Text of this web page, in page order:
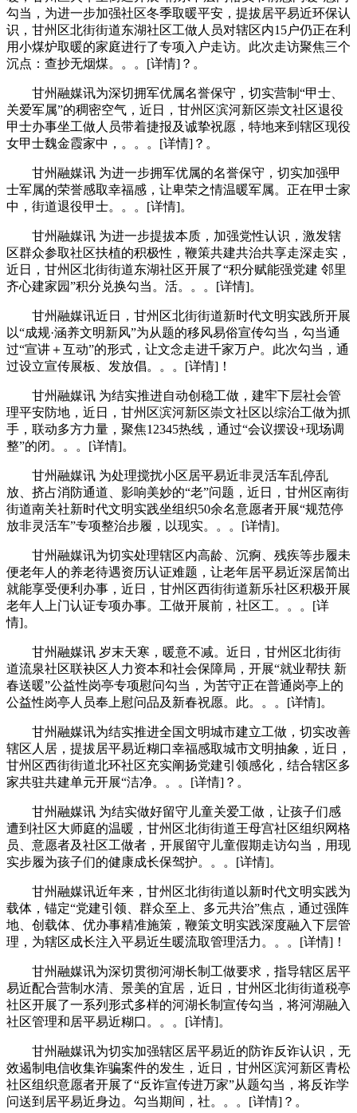
勾当，为进一步加强社区冬季取暖平安，提拔居平易近环保认
识，甘州区北街街道东湖社区工做人员对辖区内15户仍正在利
用小煤炉取暖的家庭进行了专项入户走访。此次走访聚焦三个
沉点：查抄无烟煤。。。[详情]？。
甘州融媒讯为深切拥军优属名誉保守，切实营制“甲士、
关爱军属”的稠密空气，近日，甘州区滨河新区崇文社区退役
甲士办事坐工做人员带着捷报及诚挚祝愿，特地来到辖区现役
女甲士魏金霞家中，。。。[详情]？。
甘州融媒讯 为进一步拥军优属的名誉保守，切实加强甲
士军属的荣誉感取幸福感，让卑荣之情温暖军属。正在甲士家
中，街道退役甲士。。。[详情]。
甘州融媒讯 为进一步提拔本质，加强党性认识，激发辖
区群众参取社区扶植的积极性，鞭策共建共治共享走深走实，
近日，甘州区北街街道东湖社区开展了“积分赋能强党建 邻里
齐心建家园”积分兑换勾当。活。。。[详情]。
甘州融媒讯近日，甘州区北街街道新时代文明实践所开展
以“成规·涵养文明新风”为从题的移风易俗宣传勾当，勾当通
过“宣讲＋互动”的形式，让文念走进千家万户。此次勾当，通
过设立宣传展板、发放倡。。。[详情]！
甘州融媒讯 为结实推进自动创稳工做，建牢下层社会管
理平安防地，近日，甘州区滨河新区崇文社区以综治工做为抓
手，联动多方力量，聚焦12345热线，通过“会议摆设+现场调
整”的闭。。。[详情]。
甘州融媒讯 为处理搅扰小区居平易近非灵活车乱停乱
放、挤占消防通道、影响美妙的“老”问题，近日，甘州区南街
街道南关社新时代文明实践坐组织50余名意愿者开展“规范停
放非灵活车”专项整治步履，以现实。。。[详情]。
甘州融媒讯为切实处理辖区内高龄、沉痾、残疾等步履未
便老年人的养老待遇资历认证难题，让老年居平易近深居简出
就能享受便利办事，近日，甘州区西街街道新乐社区积极开展
老年人上门认证专项办事。工做开展前，社区工。。。[详
情]。
甘州融媒讯 岁末天寒，暖意不减。近日，甘州区北街街
道流泉社区联袂区人力资本和社会保障局，开展“就业帮扶 新
春送暖”公益性岗亭专项慰问勾当，为苦守正在普通岗亭上的
公益性岗亭人员奉上慰问品及新春祝愿。此。。。[详情]。
甘州融媒讯为结实推进全国文明城市建立工做，切实改善
辖区人居，提拔居平易近糊口幸福感取城市文明抽象，近日，
甘州区西街街道北环社区充实阐扬党建引领感化，结合辖区多
家共驻共建单元开展“洁净。。。[详情]？。
甘州融媒讯 为结实做好留守儿童关爱工做，让孩子们感
遭到社区大师庭的温暖，甘州区北街街道王母宫社区组织网格
员、意愿者及社区工做者，开展留守儿童假期走访勾当，用现
实步履为孩子们的健康成长保驾护。。。[详情]。
甘州融媒讯近年来，甘州区北街街道以新时代文明实践为
载体，锚定“党建引领、群众至上、多元共治”焦点，通过强阵
地、创载体、优办事精准施策，鞭策文明实践深度融入下层管
理，为辖区成长注入平易近生暖流取管理活力。。。[详情]！
甘州融媒讯为深切贯彻河湖长制工做要求，指导辖区居平
易近配合营制水清、景美的宜居，近日，甘州区北街街道税亭
社区开展了一系列形式多样的河湖长制宣传勾当，将河湖融入
社区管理和居平易近糊口。。。[详情]。
甘州融媒讯为切实加强辖区居平易近的防诈反诈认识，无
效遏制电信收集诈骗案件的发生，近日，甘州区滨河新区青松
社区组织意愿者开展了“反诈宣传进万家”从题勾当，将反诈学
问送到居平易近身边。勾当期间，社。。。[详情]？。